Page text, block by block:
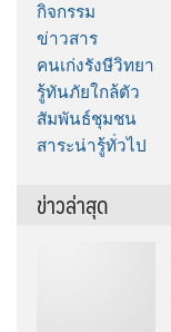
กิจกรรม
ข่าวสาร
คนเก่งรังษีวิทยา
รู้ทันภัยใกล้ตัว
สัมพันธ์ชุมชน
สาระน่ารู้ทั่วไป
ข่าวล่าสุด